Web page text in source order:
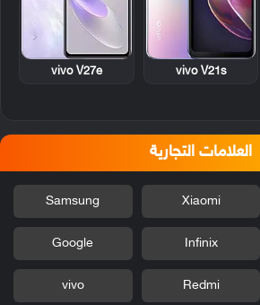
vivo V21s
vivo V27e
العلامات التجارية
Xiaomi
Samsung
Infinix
Google
Redmi
vivo